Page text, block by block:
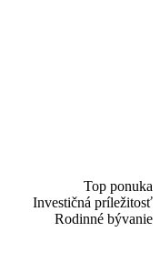
Top ponuka
Investičná príležitosť
Rodinné bývanie